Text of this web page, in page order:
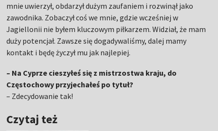
mnie uwierzył, obdarzył dużym zaufaniem i rozwinął jako
zawodnika. Zobaczył coś we mnie, gdzie wcześniej w
Jagiellonii nie byłem kluczowym piłkarzem. Widział, że mam
duży potencjał. Zawsze się dogadywaliśmy, dalej mamy
kontakt i będę życzył mu jak najlepiej.
– Na Cyprze cieszyłeś się z mistrzostwa kraju, do
Częstochowy przyjechałeś po tytuł?
– Zdecydowanie tak!
Czytaj też